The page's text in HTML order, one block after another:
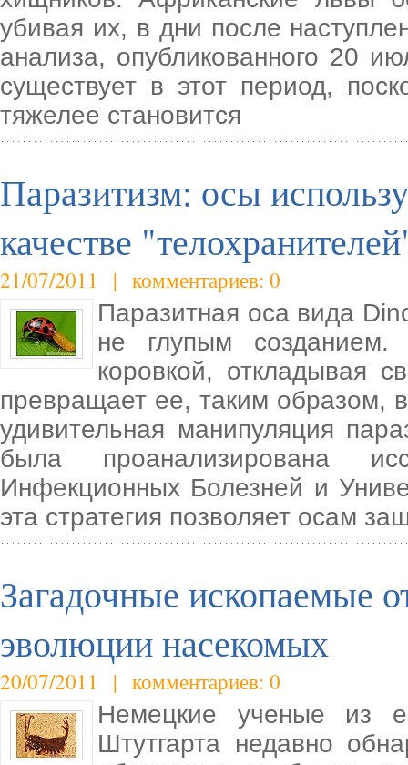
убивая их, в дни после
анализа, опубликованного 20
существует в этот период,
тяжелее становится
Паразитизм: осы
качестве
21/07/2011 | комментариев: 0
Паразитная оса вида
не глупым
коровкой, откладывая
превращает ее, таким образом,
удивительная манипуляция
была проанализирована
Инфекционных Болезней и
эта стратегия позволяет осам
Загадочные ископаемые
эволюции насекомых
20/07/2011 | комментариев: 0
Немецкие ученые из
Штутгарта недавно